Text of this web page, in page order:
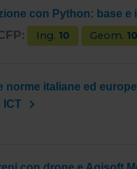
con Python: base e
Ing. 10 Geom. 10
norme italiane ed
ICT